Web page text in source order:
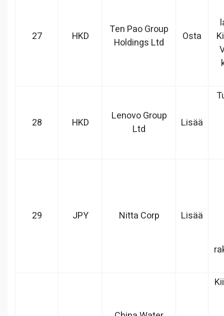
27 HKD
Ten Pao Group
Holdings Ltd
Osta
28 HKD
Lenovo Group
Ltd
Lisää
29 JPY Nitta Corp Lisää